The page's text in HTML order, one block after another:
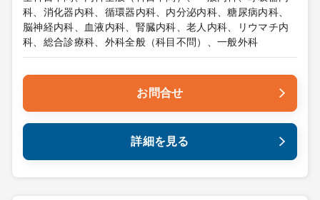
科、消化器内科、循環器内科、内分泌内科、糖尿病内科、
脳神経内科、血液内科、腎臓内科、老人内科、リウマチ内
科、総合診療科、外科全般（科目不問）、一般外科
お問合せ
詳細を見る